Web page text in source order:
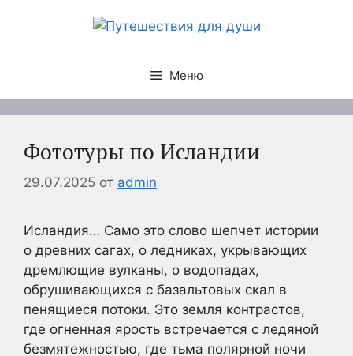
Меню
Фототуры по Исландии
29.07.2025 от admin
Исландия… Само это слово шепчет истории
о древних сагах, о ледниках, укрывающих
дремлющие вулканы, о водопадах,
обрушивающихся с базальтовых скал в
пенящиеся потоки. Это земля контрастов,
где огненная ярость встречается с ледяной
безмятежностью, где тьма полярной ночи